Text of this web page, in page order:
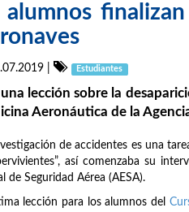
alumnos
Estudiantes
lección sobre la
Aeronáutica de la
de accidentes es una
así comenzaba su
de Seguridad Aérea (AESA).
lección para los alumnos del